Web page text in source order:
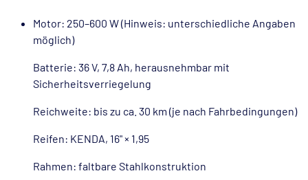
Motor: 250–600 W (Hinweis: unterschiedliche Angaben
möglich)
Batterie: 36 V, 7,8 Ah, herausnehmbar mit
Sicherheitsverriegelung
Reichweite: bis zu ca. 30 km (je nach Fahrbedingungen)
Reifen: KENDA, 16" × 1,95
Rahmen: faltbare Stahlkonstruktion